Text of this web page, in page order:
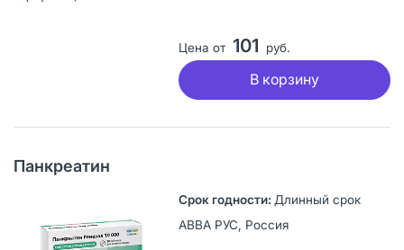
Цена от 101 руб.
В корзину
Панкреатин
Длинный срок
АВВА РУС, Россия